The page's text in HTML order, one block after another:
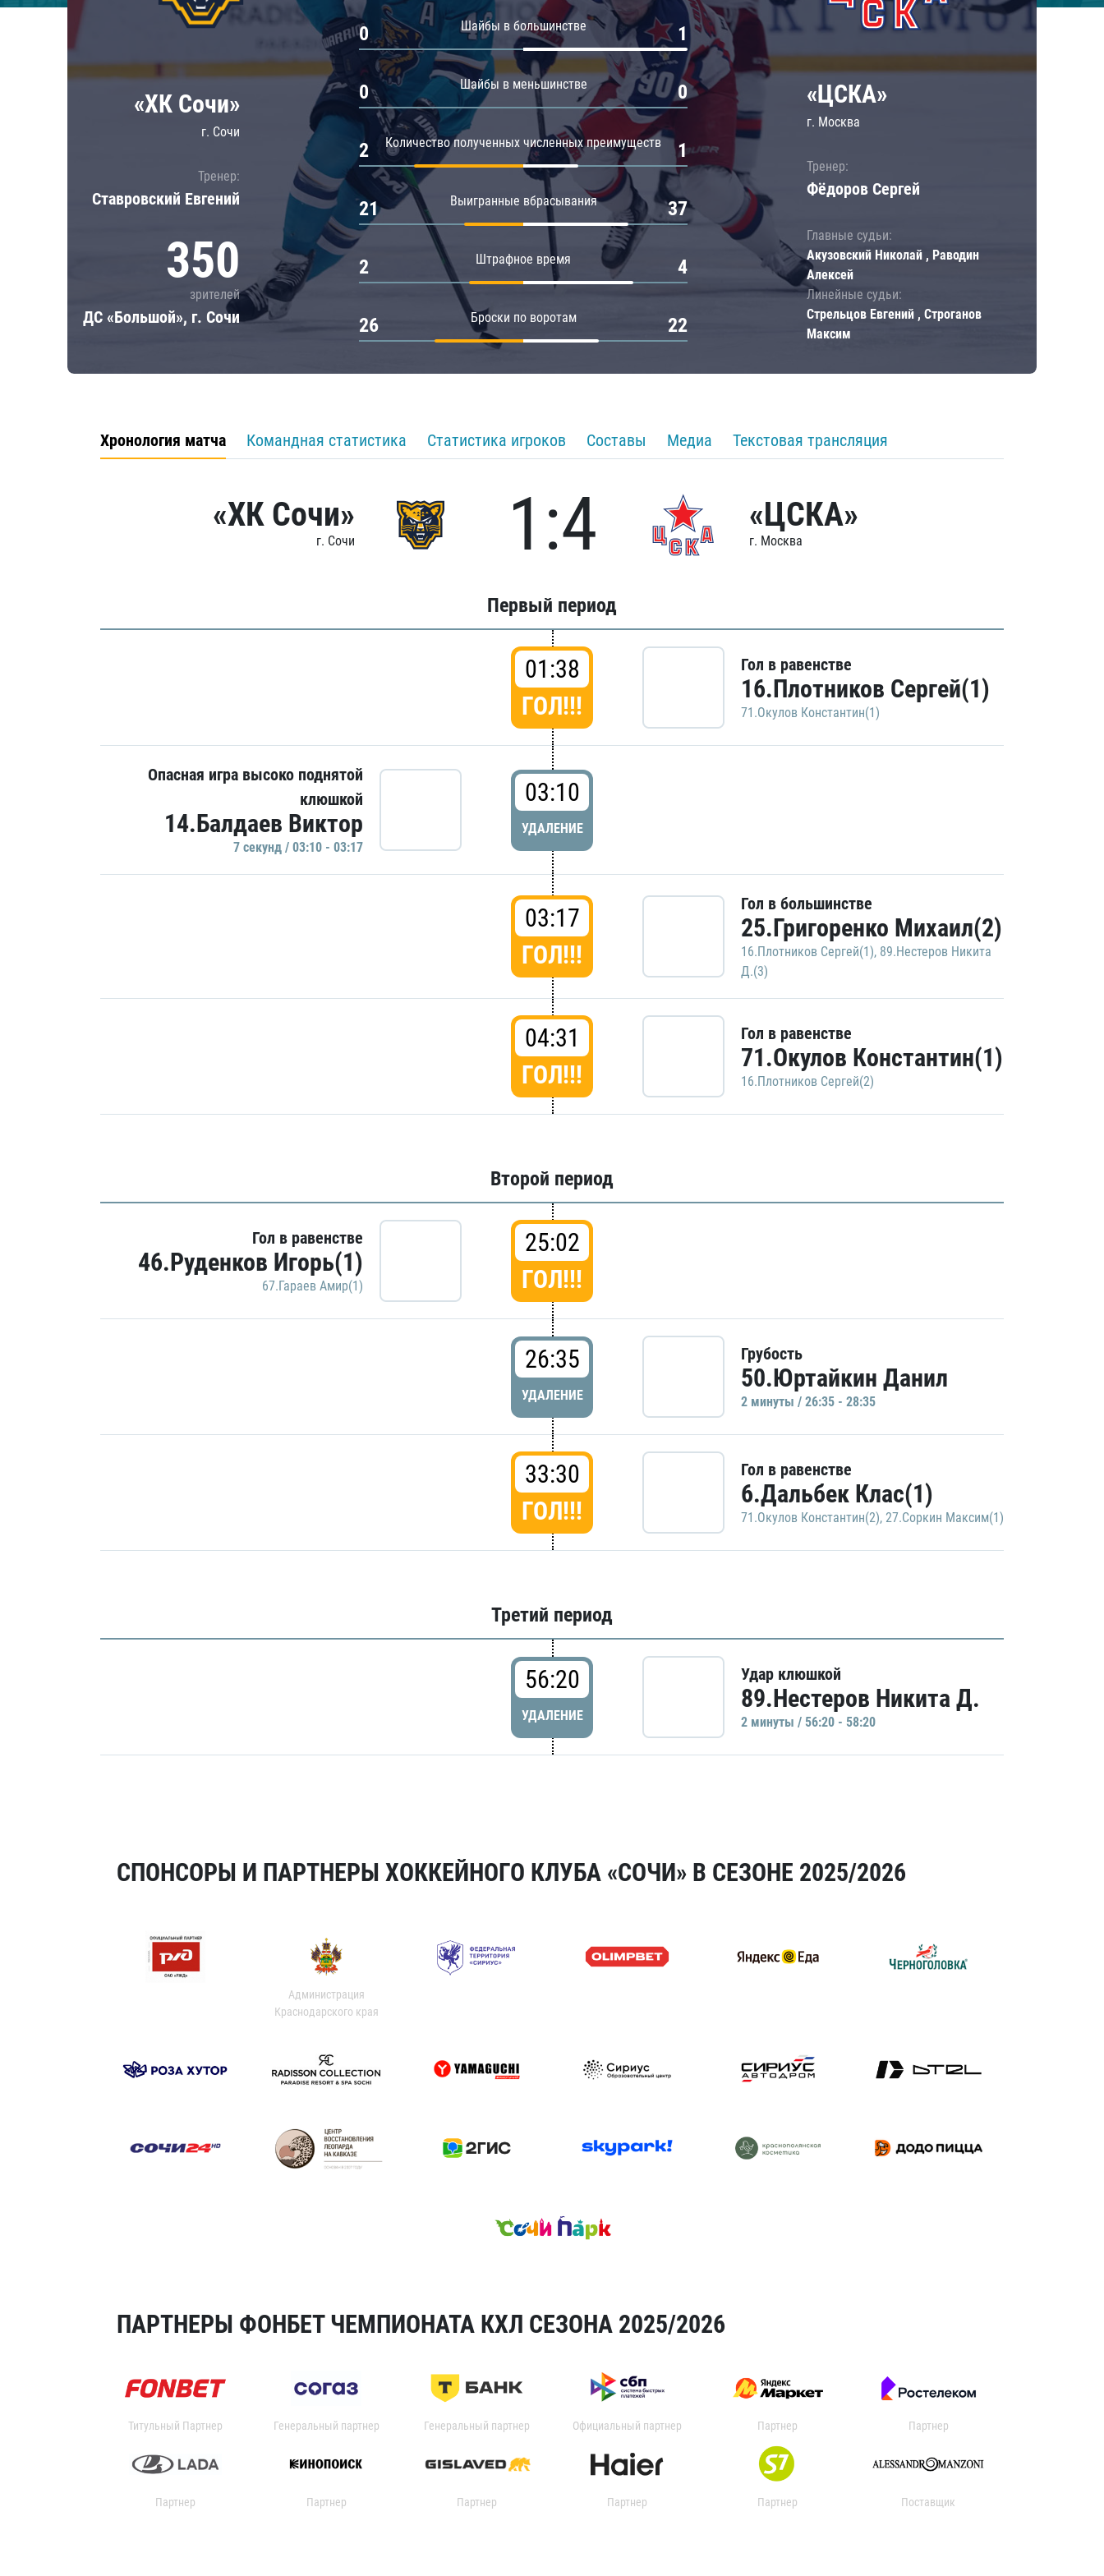
Локомотив
ЦСКА
Шанхайские Драконы
Амур
Барыс
Салават Юлаев
«ХК Сочи»
г. Сочи
Тренер:
Ставровский Евгений
350
зрителей
ДС «Большой», г. Сочи
Шайбы в большинстве
0 1
Шайбы в меньшинстве
0 0
Количество полученных численных преимуществ
2 1
Выигранные вбрасывания
21 37
Штрафное время
2 4
Броски по воротам
26 22
«ЦСКА»
г. Москва
Тренер:
Фёдоров Сергей
Главные судьи:
Акузовский Николай , Раводин
Алексей
Линейные судьи:
Стрельцов Евгений , Строганов
Максим
Хронология матча Командная статистика Статистика игроков Составы Медиа Текстовая трансляция
«ХК Сочи»
г. Сочи 1:4 «ЦСКА»
г. Москва
Первый период
01:38
ГОЛ!!!
Гол в равенстве
16.Плотников Сергей(1)
71.Окулов Константин(1)
Опасная игра высоко поднятой
клюшкой
14.Балдаев Виктор
7 секунд / 03:10 - 03:17
03:10
УДАЛЕНИЕ
03:17
ГОЛ!!!
Гол в большинстве
25.Григоренко Михаил(2)
16.Плотников Сергей(1), 89.Нестеров Никита
Д.(3)
04:31
ГОЛ!!!
Гол в равенстве
71.Окулов Константин(1)
16.Плотников Сергей(2)
Второй период
Гол в равенстве
46.Руденков Игорь(1)
67.Гараев Амир(1)
25:02
ГОЛ!!!
26:35
УДАЛЕНИЕ
Грубость
50.Юртайкин Данил
2 минуты / 26:35 - 28:35
33:30
ГОЛ!!!
Гол в равенстве
6.Дальбек Клас(1)
71.Окулов Константин(2), 27.Соркин Максим(1)
Третий период
56:20
УДАЛЕНИЕ
Удар клюшкой
89.Нестеров Никита Д.
2 минуты / 56:20 - 58:20
СПОНСОРЫ И ПАРТНЕРЫ ХОККЕЙНОГО КЛУБА «СОЧИ» В СЕЗОНЕ 2025/2026
Администрация
Краснодарского края
ПАРТНЕРЫ ФОНБЕТ ЧЕМПИОНАТА КХЛ СЕЗОНА 2025/2026
Титульный Партнер Генеральный партнер Генеральный партнер Официальный партнер Партнер Партнер
Партнер Партнер Партнер Партнер Партнер Поставщик